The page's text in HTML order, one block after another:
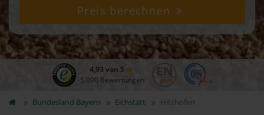
Preis berechnen
4,93 von 5
5.090 Bewertungen
Bundesland Bayern Eichstätt Hitzhofen